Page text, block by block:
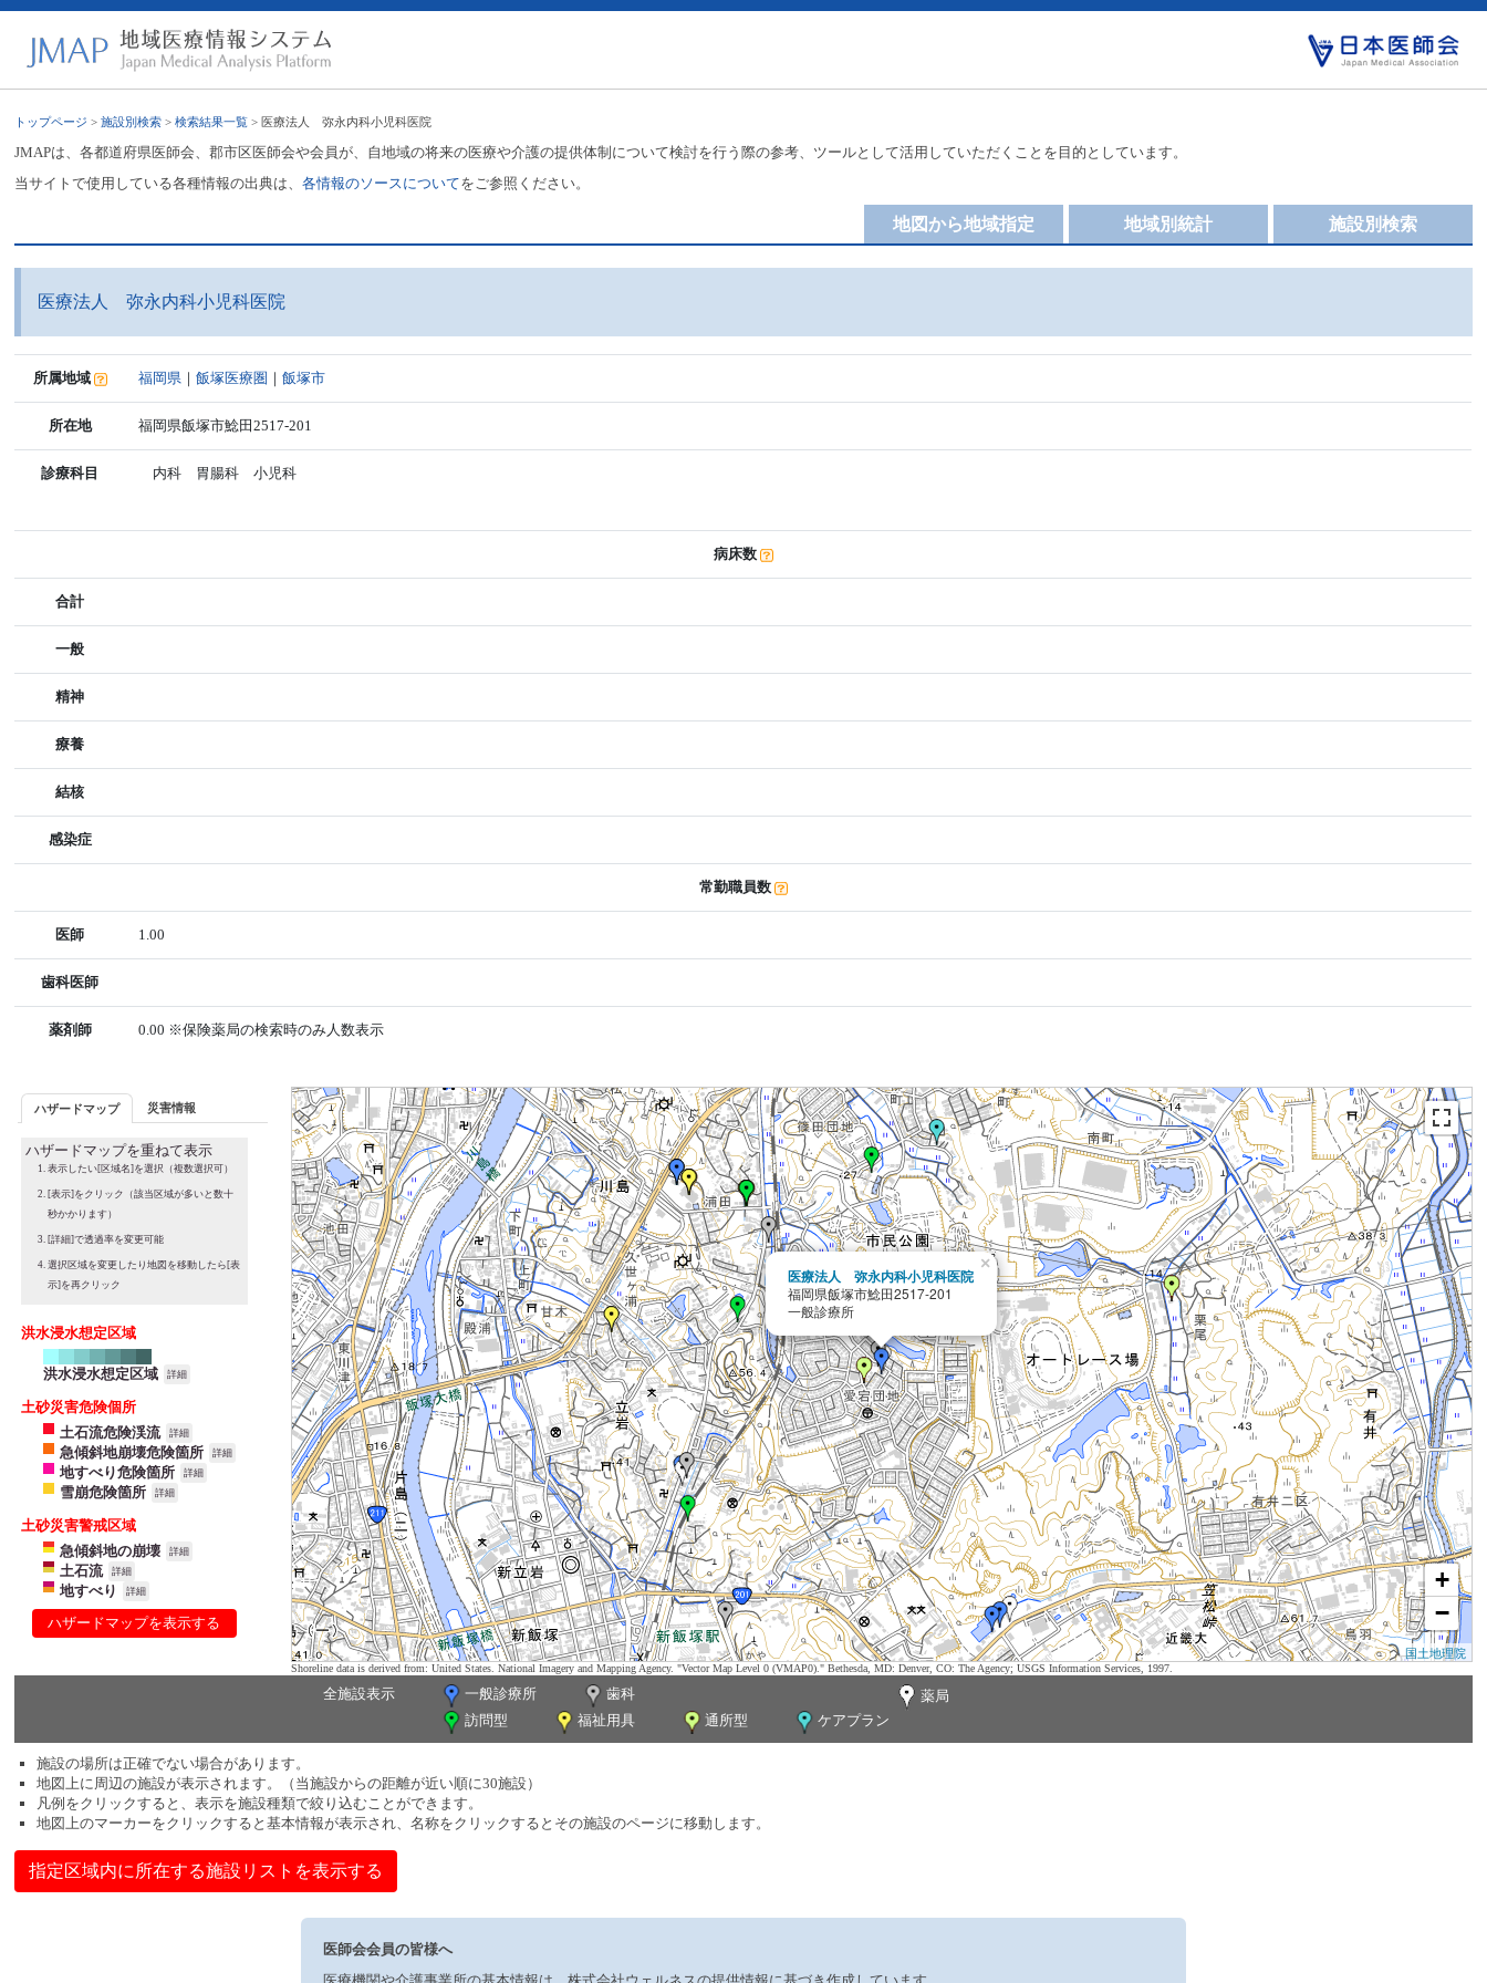
トップページ >施設別検索 >検索結果一覧 > 医療法人 弥永内科小児科医院
JMAPは、各都道府県医師会、郡市区医師会や会員が、自地域の将来の医療や介護の提供体制について検討を行う際の参考、ツールとして活用していただくことを目的としています。
当サイトで使用している各種情報の出典は、各情報のソースについてをご参照ください。
施設別検索
地域別統計
地図から地域指定
医療法人 弥永内科小児科医院
所属地域 福岡県 ｜飯塚医療圏 ｜飯塚市
所在地 福岡県飯塚市鯰田2517-201
診療科目 内科 胃腸科 小児科
病床数
合計
一般
精神
療養
結核
感染症
常勤職員数
医師 1.00
歯科医師
薬剤師 0.00 ※保険薬局の検索時のみ人数表示
ハザードマップ 災害情報
ハザードマップを重ねて表示
表示したい[区域名]を選択（複数選択可）
[表示]をクリック（該当区域が多いと数十
秒かかります）
[詳細]で透過率を変更可能
選択区域を変更したり地図を移動したら[表
示]を再クリック
洪水浸水想定区域
洪水浸水想定区域 詳細
土砂災害危険個所
土石流危険渓流
詳細
急傾斜地崩壊危険箇所 詳細
地すべり危険箇所 詳細
雪崩危険箇所 詳細
土砂災害警戒区域
急傾斜地の崩壊
詳細
土石流 詳細
地すべり 詳細
ハザードマップを表示する
医療法人 弥永内科小児科医院
福岡県飯塚市鯰田2517-201
一般診療所
×
+
−
国土地理院
Shoreline data is derived from: United States. National Imagery and Mapping Agency. "Vector Map Level 0 (VMAP0)." Bethesda, MD: Denver, CO: The Agency; USGS Information Services, 1997.
全施設表示 一般診療所 歯科
薬局
訪問型
福祉用具 通所型 ケアプラン
施設の場所は正確でない場合があります。
地図上に周辺の施設が表示されます。（当施設からの距離が近い順に30施設）
凡例をクリックすると、表示を施設種類で絞り込むことができます。
地図上のマーカーをクリックすると基本情報が表示され、名称をクリックするとその施設のページに移動します。
指定区域内に所在する施設リストを表示する
医師会会員の皆様へ